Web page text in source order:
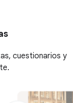
cuestionarios y